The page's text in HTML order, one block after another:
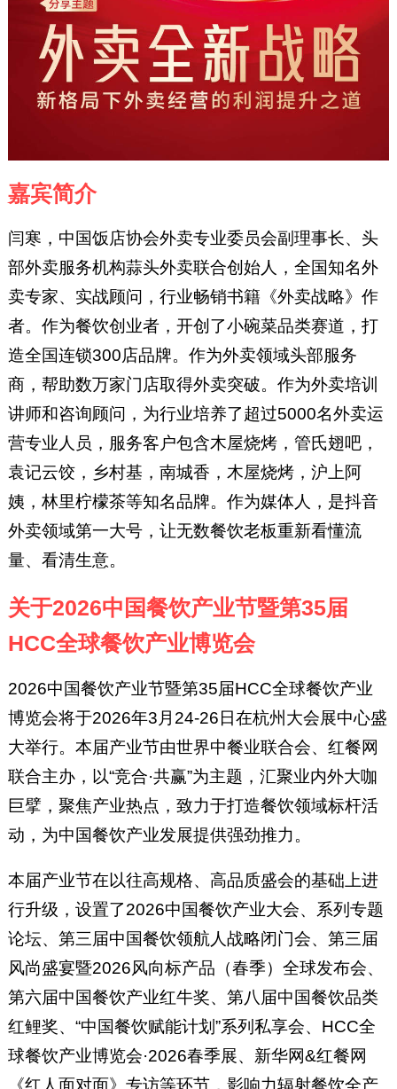
嘉宾简介
闫寒，中国饭店协会外卖专业委员会副理事长、头
部外卖服务机构蒜头外卖联合创始人，全国知名外
卖专家、实战顾问，行业畅销书籍《外卖战略》作
者。作为餐饮创业者，开创了小碗菜品类赛道，打
造全国连锁300店品牌。作为外卖领域头部服务
商，帮助数万家门店取得外卖突破。作为外卖培训
讲师和咨询顾问，为行业培养了超过5000名外卖运
营专业人员，服务客户包含木屋烧烤，管氏翅吧，
袁记云饺，乡村基，南城香，木屋烧烤，沪上阿
姨，林里柠檬茶等知名品牌。作为媒体人，是抖音
外卖领域第一大号，让无数餐饮老板重新看懂流
量、看清生意。
关于2026中国餐饮产业节暨第35届
HCC全球餐饮产业博览会
2026中国餐饮产业节暨第35届HCC全球餐饮产业
博览会将于2026年3月24-26日在杭州大会展中心盛
大举行。本届产业节由世界中餐业联合会、红餐网
联合主办，以“竞合·共赢”为主题，汇聚业内外大咖
巨擘，聚焦产业热点，致力于打造餐饮领域标杆活
动，为中国餐饮产业发展提供强劲推力。
本届产业节在以往高规格、高品质盛会的基础上进
行升级，设置了2026中国餐饮产业大会、系列专题
论坛、第三届中国餐饮领航人战略闭门会、第三届
风尚盛宴暨2026风向标产品（春季）全球发布会、
第六届中国餐饮产业红牛奖、第八届中国餐饮品类
红鲤奖、“中国餐饮赋能计划”系列私享会、HCC全
球餐饮产业博览会·2026春季展、新华网&红餐网
《红人面对面》专访等环节，影响力辐射餐饮全产